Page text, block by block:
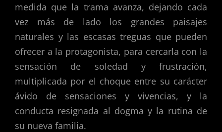
medida que la trama avanza, dejando cada
vez más de lado los grandes paisajes
naturales y las escasas treguas que pueden
ofrecer a la protagonista, para cercarla con la
sensación de soledad y frustración,
multiplicada por el choque entre su carácter
ávido de sensaciones y vivencias, y la
conducta resignada al dogma y la rutina de
su nueva familia.